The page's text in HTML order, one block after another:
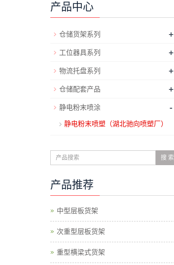
产品中心
仓储货架系列 +
工位器具系列 +
物流托盘系列 +
仓储配套产品 +
静电粉末喷涂 -
静电粉末喷塑（湖北驰向喷塑厂）
搜 索
产品推荐
中型层板货架
次重型层板货架
重型横梁式货架